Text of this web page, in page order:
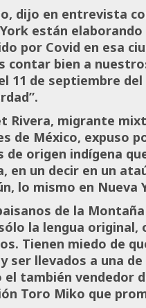
dijo en entrevista
están
por Covid en esa
contar bien a
11 de septiembre del
Rivera, migrante
de México, expuso
de origen indígena
en un decir en un
lo mismo en Nueva
de la
la lengua
Tienen miedo de
ser llevados a una
el también vendedor
Toro Miko que